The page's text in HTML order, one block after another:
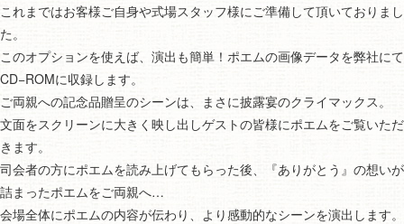
これまではお客様ご自身や式場スタッフ様にご準備して頂いておりまし
た。
このオプションを使えば、演出も簡単！ポエムの画像データを弊社にて
CD−ROMに収録します。
ご両親への記念品贈呈のシーンは、まさに披露宴のクライマックス。
文面をスクリーンに大きく映し出しゲストの皆様にポエムをご覧いただ
きます。
司会者の方にポエムを読み上げてもらった後、『ありがとう』の想いが
詰まったポエムをご両親へ…
会場全体にポエムの内容が伝わり、より感動的なシーンを演出します。